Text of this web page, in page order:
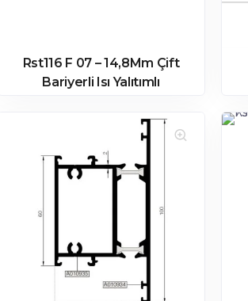
Rst116 F 07 – 14,8Mm Çift
Bariyerli Isı Yalıtımlı